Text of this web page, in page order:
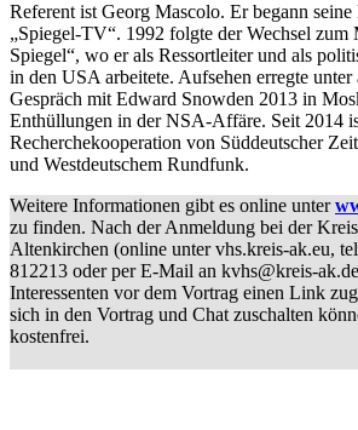
Referent ist Georg Mascolo. Er begann
„Spiegel-TV“. 1992 folgte der Wechsel zum
Spiegel“, wo er als Ressortleiter und als
in den USA arbeitete. Aufsehen erregte unter
Gespräch mit Edward Snowden 2013 in
Enthüllungen in der NSA-Affäre. Seit 2014
Recherchekooperation von Süddeutscher
und Westdeutschem Rundfunk.
Weitere Informationen gibt es online unter
zu finden. Nach der Anmeldung bei der
Altenkirchen (online unter vhs.kreis-ak.eu,
812213 oder per E-Mail an kvhs@kreis-
Interessenten vor dem Vortrag einen Link
sich in den Vortrag und Chat zuschalten
kostenfrei.